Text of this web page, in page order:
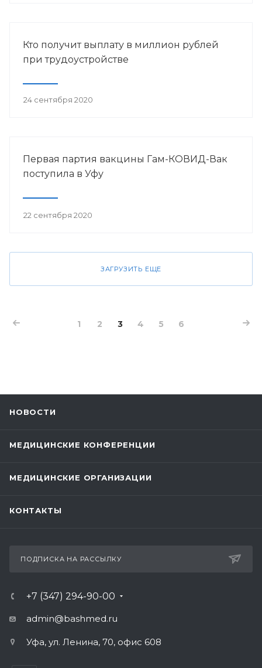
Кто получит выплату в миллион рублей
при трудоустройстве
24 сентября 2020
Первая партия вакцины Гам-КОВИД-Вак
поступила в Уфу
22 сентября 2020
ЗАГРУЗИТЬ ЕЩЕ
1 2 3 4 5 6
НОВОСТИ
МЕДИЦИНСКИЕ КОНФЕРЕНЦИИ
МЕДИЦИНСКИЕ ОРГАНИЗАЦИИ
КОНТАКТЫ
ПОДПИСКА НА РАССЫЛКУ
+7 (347) 294-90-00
admin@bashmed.ru
Уфа, ул. Ленина, 70, офис 608